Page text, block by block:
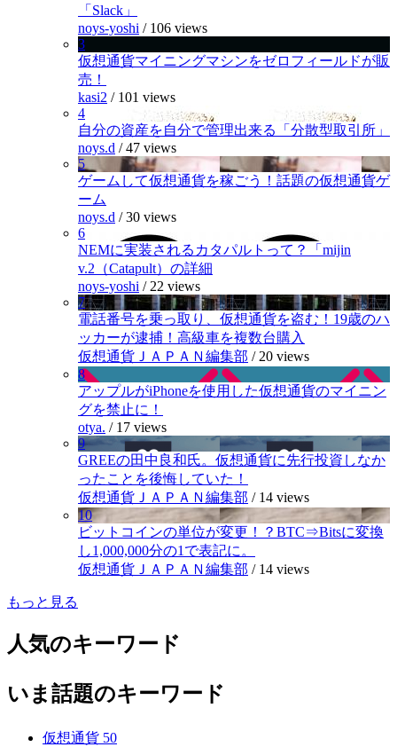
「Slack」
noys-yoshi / 106 views
3
仮想通貨マイニングマシンをゼロフィールドが販
売！
kasi2 / 101 views
4
自分の資産を自分で管理出来る「分散型取引所」
noys.d /47 views
5
ゲームして仮想通貨を稼ごう！話題の仮想通貨ゲ
ーム
noys.d /30 views
6
NEMに実装されるカタパルトって？「mijin
v.2（Catapult）の詳細
noys-yoshi / 22 views
7
電話番号を乗っ取り、仮想通貨を盗む！19歳のハ
ッカーが逮捕！高級車を複数台購入
仮想通貨ＪＡＰＡＮ編集部 / 20 views
8
アップルがiPhoneを使用した仮想通貨のマイニン
グを禁止に！
otya. / 17 views
9
GREEの田中良和氏。仮想通貨に先行投資しなか
ったことを後悔していた！
仮想通貨ＪＡＰＡＮ編集部 / 14 views
10
ビットコインの単位が変更！？BTC⇒Bitsに変換
し1,000,000分の1で表記に。
仮想通貨ＪＡＰＡＮ編集部 / 14 views
もっと見る
人気のキーワード
いま話題のキーワード
仮想通貨 50